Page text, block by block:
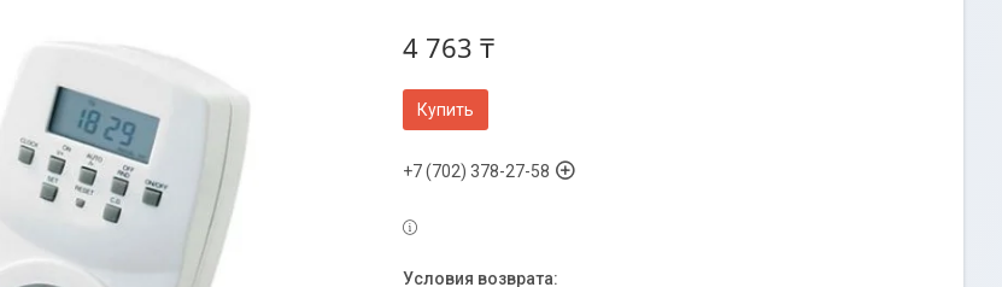
4 763 ₸
Купить
+7 (702) 378-27-58